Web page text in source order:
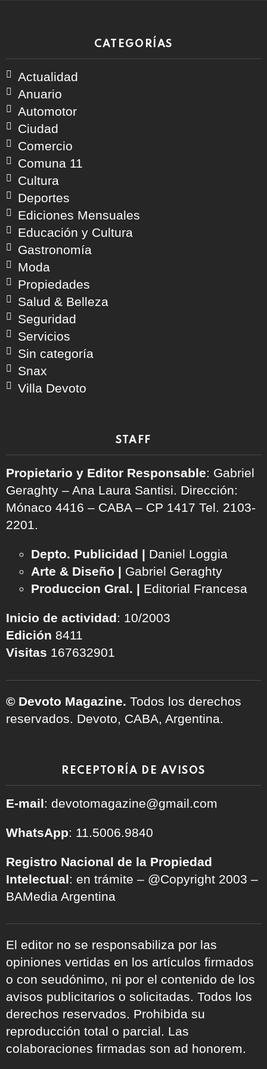
CATEGORÍAS
Actualidad
Anuario
Automotor
Ciudad
Comercio
Comuna 11
Cultura
Deportes
Ediciones Mensuales
Educación y Cultura
Gastronomía
Moda
Propiedades
Salud & Belleza
Seguridad
Servicios
Sin categoría
Snax
Villa Devoto
STAFF
Propietario y Editor Responsable: Gabriel
Geraghty – Ana Laura Santisi. Dirección:
Mónaco 4416 – CABA – CP 1417 Tel. 2103-
2201.
Depto. Publicidad | Daniel Loggia
Arte & Diseño | Gabriel Geraghty
Produccion Gral. | Editorial Francesa
Inicio de actividad: 10/2003
Edición 8411
Visitas 167632901
© Devoto Magazine. Todos los derechos
reservados. Devoto, CABA, Argentina.
RECEPTORÍA DE AVISOS
E-mail: devotomagazine@gmail.com
WhatsApp: 11.5006.9840
Registro Nacional de la Propiedad
Intelectual: en trámite – @Copyright 2003 –
BAMedia Argentina
El editor no se responsabiliza por las
opiniones vertidas en los artículos firmados
o con seudónimo, ni por el contenido de los
avisos publicitarios o solicitadas. Todos los
derechos reservados. Prohibida su
reproducción total o parcial. Las
colaboraciones firmadas son ad honorem.